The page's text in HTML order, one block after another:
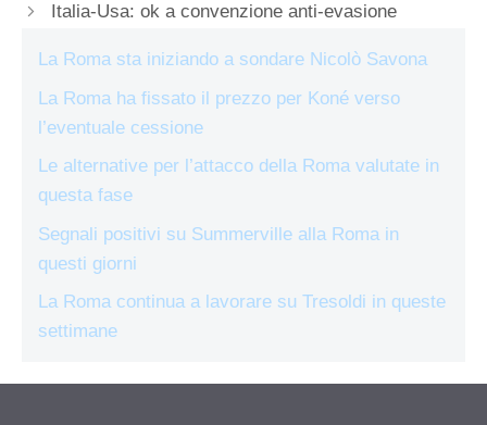
Italia-Usa: ok a convenzione anti-evasione
La Roma sta iniziando a sondare Nicolò Savona
La Roma ha fissato il prezzo per Koné verso
l’eventuale cessione
Le alternative per l’attacco della Roma valutate in
questa fase
Segnali positivi su Summerville alla Roma in
questi giorni
La Roma continua a lavorare su Tresoldi in queste
settimane